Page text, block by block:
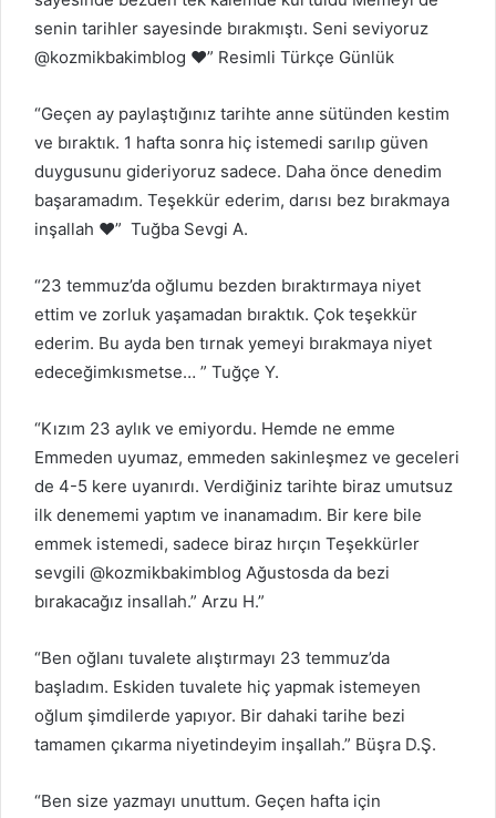
senin tarihler sayesinde bırakmıştı. Seni seviyoruz
@kozmikbakimblog ❤️” Resimli Türkçe Günlük
“Geçen ay paylaştığınız tarihte anne sütünden kestim
ve bıraktık. 1 hafta sonra hiç istemedi sarılıp güven
duygusunu gideriyoruz sadece. Daha önce denedim
başaramadım. Teşekkür ederim, darısı bez bırakmaya
inşallah ❤️” Tuğba Sevgi A.
“23 temmuz’da oğlumu bezden bıraktırmaya niyet
ettim ve zorluk yaşamadan bıraktık. Çok teşekkür
ederim. Bu ayda ben tırnak yemeyi bırakmaya niyet
edeceğimkısmetse… ” Tuğçe Y.
“Kızım 23 aylık ve emiyordu. Hemde ne emme
Emmeden uyumaz, emmeden sakinleşmez ve geceleri
de 4-5 kere uyanırdı. Verdiğiniz tarihte biraz umutsuz
ilk denememi yaptım ve inanamadım. Bir kere bile
emmek istemedi, sadece biraz hırçın Teşekkürler
sevgili @kozmikbakimblog Ağustosda da bezi
bırakacağız insallah.” Arzu H.”
“Ben oğlanı tuvalete alıştırmayı 23 temmuz’da
başladım. Eskiden tuvalete hiç yapmak istemeyen
oğlum şimdilerde yapıyor. Bir dahaki tarihe bezi
tamamen çıkarma niyetindeyim inşallah.” Büşra D.Ş.
“Ben size yazmayı unuttum. Geçen hafta için